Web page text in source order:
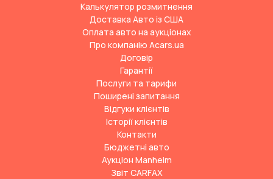
Калькулятор розмитнення
Доставка Авто із США
Оплата авто на аукціонах
Про компанію Acars.ua
Договір
Гарантії
Послуги та тарифи
Поширені запитання
Відгуки клієнтів
Історії клієнтів
Контакти
Бюджетні авто
Аукціон Manheim
Звіт CARFAX